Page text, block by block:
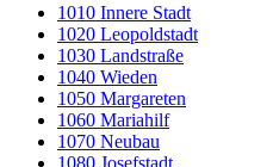
1010 Innere Stadt
1020 Leopoldstadt
1030 Landstraße
1040 Wieden
1050 Margareten
1060 Mariahilf
1070 Neubau
1080 Josefstadt